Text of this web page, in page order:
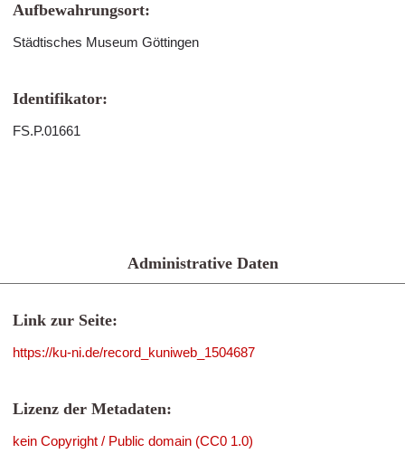
Aufbewahrungsort:
Städtisches Museum Göttingen
Identifikator:
FS.P.01661
Administrative Daten
Link zur Seite:
https://ku-ni.de/record_kuniweb_1504687
Lizenz der Metadaten:
kein Copyright / Public domain (CC0 1.0)